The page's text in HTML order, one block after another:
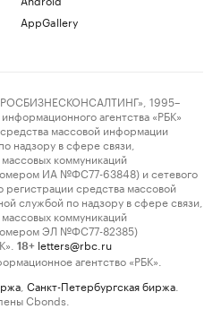
AppGallery
1995–
агентства «РБК»
массовой информации
надзору в сфере связи,
коммуникаций
ИА №ФС77-63848) и сетевого
регистрации средства массовой
службой по надзору в сфере связи,
коммуникаций
ЭЛ №ФС77-82385)
18+ letters@rbc.ru
агентство «РБК».
Санкт-Петербургская биржа
Cbonds.